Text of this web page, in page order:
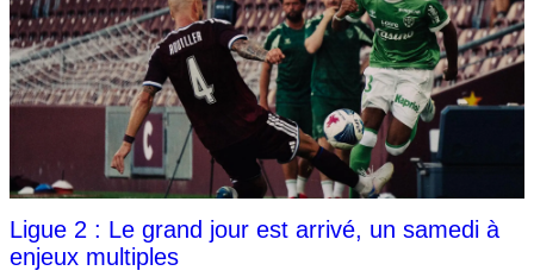
Ligue 2 : Le grand jour est arrivé, un samedi à
enjeux multiples